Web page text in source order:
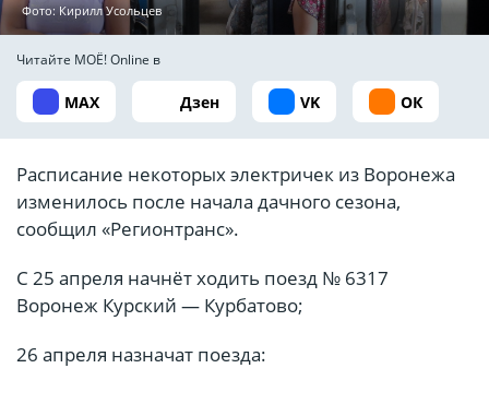
Фото: Кирилл Усольцев
Читайте МОЁ! Online в
MAX Дзен VK ОК
Расписание некоторых электричек из Воронежа
изменилось после начала дачного сезона,
сообщил «Регионтранс».
С 25 апреля начнёт ходить поезд № 6317
Воронеж Курский — Курбатово;
26 апреля назначат поезда: